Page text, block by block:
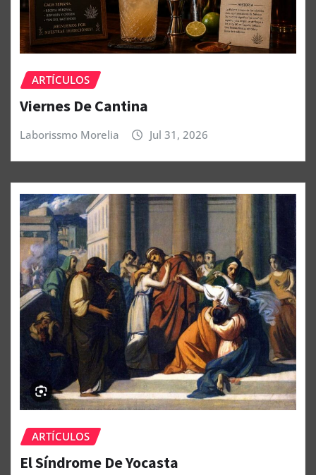
ARTÍCULOS
Viernes De Cantina
Laborissmo Morelia Jul 31, 2026
ARTÍCULOS
El Síndrome De Yocasta